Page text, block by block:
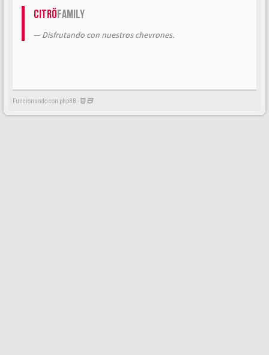
CitröFamily
Disfrutando con nuestros chevrones.
Funcionando con phpBB -